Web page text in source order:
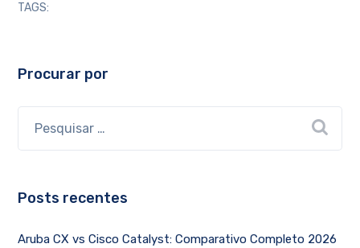
TAGS:
Procurar por
Posts recentes
Aruba CX vs Cisco Catalyst: Comparativo Completo 2026